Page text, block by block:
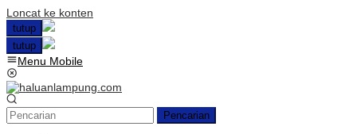
Loncat ke konten
tutup
tutup
Menu Mobile
Pencarian